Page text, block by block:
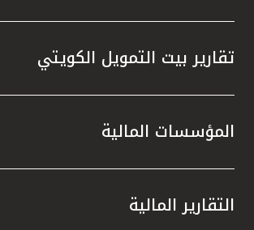
تقارير بيت التمويل الكويتي
المؤسسات المالية
التقارير المالية